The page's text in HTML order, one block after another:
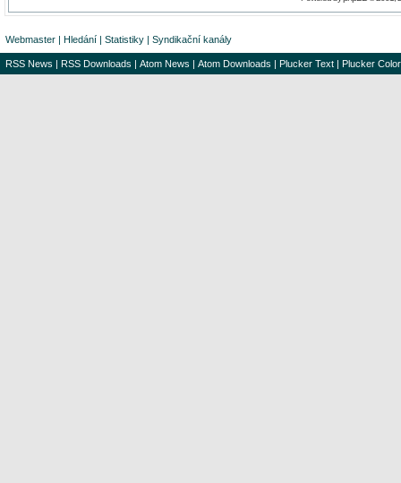
Webmaster | Hledání | Statistiky | Syndikační kanály
RSS News | RSS Downloads | Atom News | Atom Downloads | Plucker Text | Plucker Color